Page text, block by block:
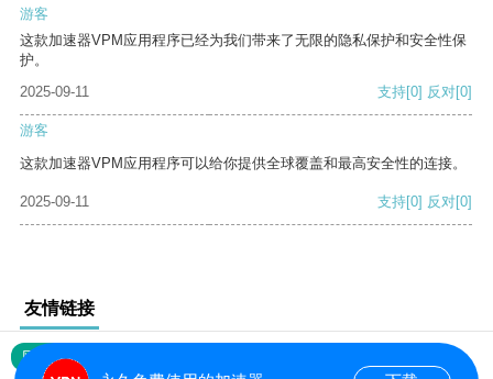
游客
这款加速器VPM应用程序已经为我们带来了无限的隐私保护和安全性保
护。
2025-09-11
支持[0] 反对[0]
游客
这款加速器VPM应用程序可以给你提供全球覆盖和最高安全性的连接。
2025-09-11 支持[0] 反对[0]
友情链接
网站地图